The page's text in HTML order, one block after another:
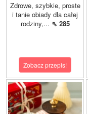
Zdrowe, szybkie, proste
i tanie obiady dla całej
rodziny,... ⇖ 285
Zobacz przepis!